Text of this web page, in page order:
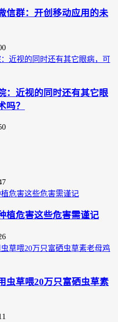
信群：开创移动应用的未
：近视的同时还有其它眼
吗？
植危害这些危害需谨记
虫草喂20万只富硒虫草素